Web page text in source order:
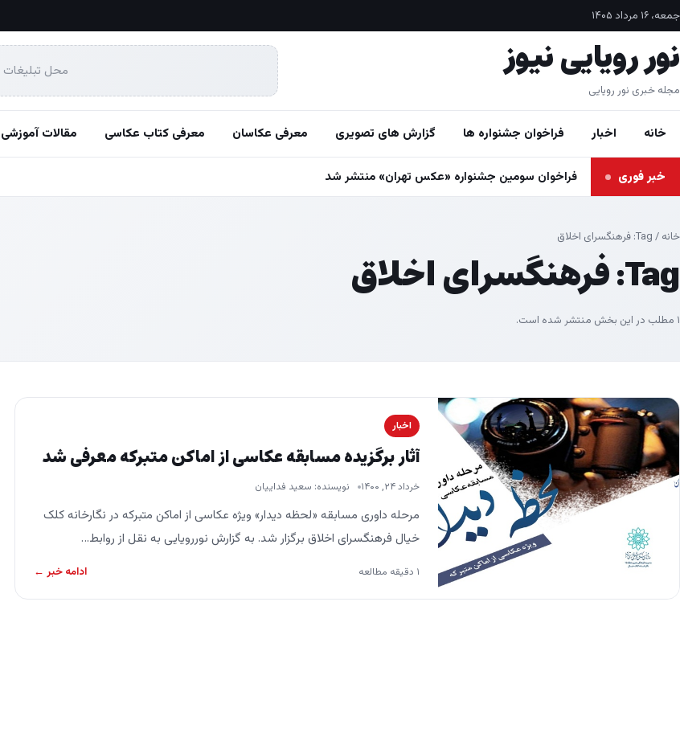
رفتن به محتوا
جمعه، ۱۶ مرداد ۱۴۰۵
نور رویایی نیوز
مجله خبری نور رویایی
محل تبلیغات
خانه اخبار فراخوان جشنواره ها گزارش های تصویری معرفی عکاسان معرفی کتاب عکاسی مقالات آموزشی
خبر فوری فراخوان سومین جشنواره «عکس تهران» منتشر شد
خانه / Tag: فرهنگسرای اخلاق
Tag: فرهنگسرای اخلاق
۱ مطلب در این بخش منتشر شده است.
اخبار
آثار برگزیده مسابقه عکاسی از اماکن متبرکه معرفی شد
خرداد ۲۴, ۱۴۰۰ نویسنده: سعید فداییان
مرحله داوری مسابقه «لحظه دیدار» ویژه عکاسی از اماکن متبرکه در نگارخانه کلک
خیال فرهنگسرای اخلاق برگزار شد. به گزارش نوررویایی به نقل از روابط…
۱ دقیقه مطالعه ادامه خبر ←